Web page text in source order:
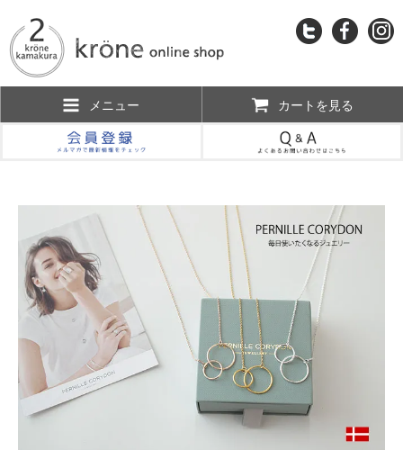
メニュー カートを見る